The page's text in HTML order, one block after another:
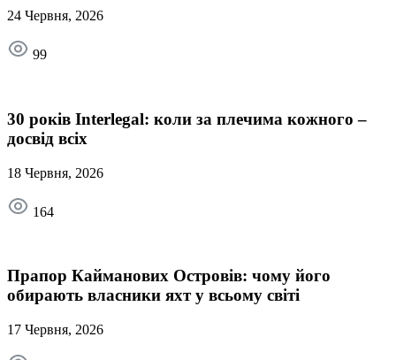
24 Червня, 2026
99
30 років Interlegal: коли за плечима кожного –
досвід всіх
18 Червня, 2026
164
Прапор Кайманових Островів: чому його
обирають власники яхт у всьому світі
17 Червня, 2026